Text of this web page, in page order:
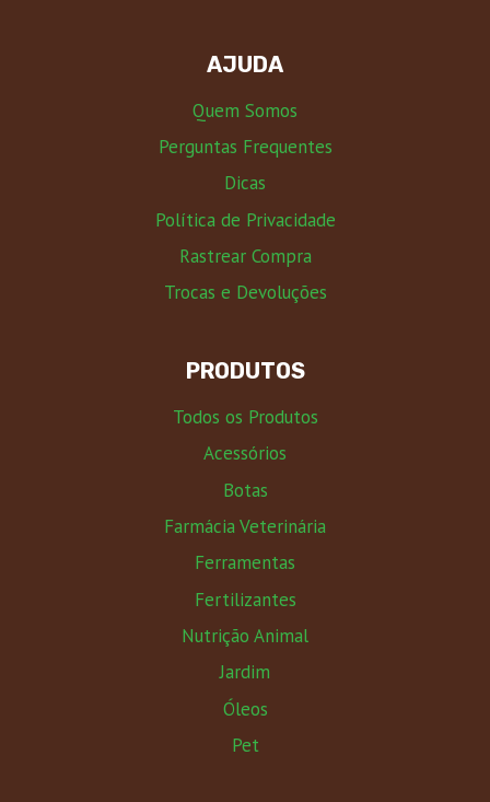
AJUDA
Quem Somos
Perguntas Frequentes
Dicas
Política de Privacidade
Rastrear Compra
Trocas e Devoluções
PRODUTOS
Todos os Produtos
Acessórios
Botas
Farmácia Veterinária
Ferramentas
Fertilizantes
Nutrição Animal
Jardim
Óleos
Pet